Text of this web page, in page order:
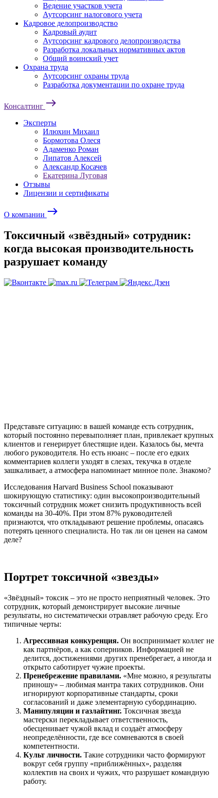
Ведение участков учета
Аутсорсинг налогового учета
Кадровое делопроизводство
Кадровый аудит
Аутсорсинг кадрового делопроизводства
Разработка локальных нормативных актов
Общий воинский учет
Охрана труда
Аутсорсинг охраны труда
Разработка документации по охране труда
Консалтинг east
Эксперты
Илюхин Михаил
Бормотова Олеся
Адаменко Роман
Липатов Алексей
Александр Косачев
Екатерина Луговая
Отзывы
Лицензии и сертификаты
О компании east
Токсичный «звёздный» сотрудник:
когда высокая производительность
разрушает команду
Представьте ситуацию: в вашей команде есть сотрудник,
который постоянно перевыполняет план, привлекает крупных
клиентов и генерирует блестящие идеи. Казалось бы, мечта
любого руководителя. Но есть нюанс – после его едких
комментариев коллеги уходят в слезах, текучка в отделе
зашкаливает, а атмосфера напоминает минное поле. Знакомо?
Исследования Harvard Business School показывают
шокирующую статистику: один высокопроизводительный
токсичный сотрудник может снизить продуктивность всей
команды на 30-40%. При этом 87% руководителей
признаются, что откладывают решение проблемы, опасаясь
потерять ценного специалиста. Но так ли он ценен на самом
деле?
Портрет токсичной «звезды»
«Звёздный» токсик – это не просто неприятный человек. Это
сотрудник, который демонстрирует высокие личные
результаты, но систематически отравляет рабочую среду. Его
типичные черты:
Агрессивная конкуренция. Он воспринимает коллег не
как партнёров, а как соперников. Информацией не
делится, достижениями других пренебрегает, а иногда и
открыто саботирует чужие проекты.
Пренебрежение правилами. «Мне можно, я результаты
приношу» – любимая мантра таких сотрудников. Они
игнорируют корпоративные стандарты, сроки
согласований и даже элементарную субординацию.
Манипуляции и газлайтинг. Токсичная звезда
мастерски перекладывает ответственность,
обесценивает чужой вклад и создаёт атмосферу
неопределённости, где все сомневаются в своей
компетентности.
Культ личности. Такие сотрудники часто формируют
вокруг себя группу «приближённых», разделяя
коллектив на своих и чужих, что разрушает командную
работу.